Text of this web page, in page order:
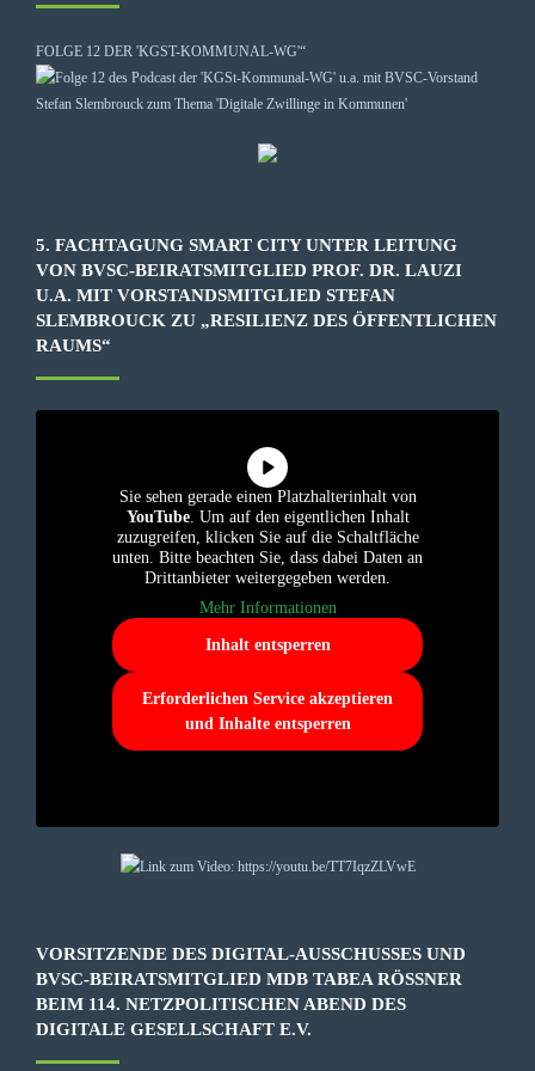
FOLGE 12 DER 'KGST-KOMMUNAL-WG'“
5. FACHTAGUNG SMART CITY UNTER LEITUNG
VON BVSC-BEIRATSMITGLIED PROF. DR. LAUZI
U.A. MIT VORSTANDSMITGLIED STEFAN
SLEMBROUCK ZU „RESILIENZ DES ÖFFENTLICHEN
RAUMS“
Sie sehen gerade einen Platzhalterinhalt von
YouTube. Um auf den eigentlichen Inhalt
zuzugreifen, klicken Sie auf die Schaltfläche
unten. Bitte beachten Sie, dass dabei Daten an
Drittanbieter weitergegeben werden.
Mehr Informationen
Inhalt entsperren
Erforderlichen Service akzeptieren
und Inhalte entsperren
VORSITZENDE DES DIGITAL-AUSSCHUSSES UND
BVSC-BEIRATSMITGLIED MDB TABEA RÖSSNER B
EIM 114. NETZPOLITISCHEN ABEND DES D
IGITALE GESELLSCHAFT E.V.